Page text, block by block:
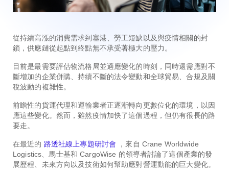
從持續高漲的消費需求到塞港、勞工短缺以及與疫情相關的封
鎖，供應鏈從起點到終點無不承受著極大的壓力。
目前是最需要評估物流格局並適應變化的時刻，同時還需應對不
斷增加的企業併購、持續不斷的法令變動和全球貿易、合規及關
稅波動的複雜性。
前瞻性的貨運代理和運輸業者正逐漸轉向更數位化的環境，以因
應這些變化。然而，雖然疫情加快了這個過程，但仍有很長的路
要走。
在最近的 路透社線上專題研討會
，來自 Crane Worldwide
Logistics、馬士基和 CargoWise 的領導者討論了這個產業的發
展歷程、未來方向以及技術如何幫助應對營運動能的巨大變化。